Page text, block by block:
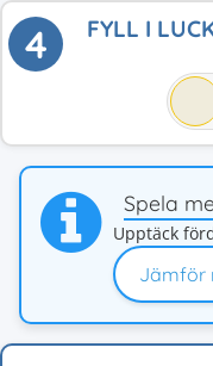
4 FYLL I
Spela
Upptäck
Jämför